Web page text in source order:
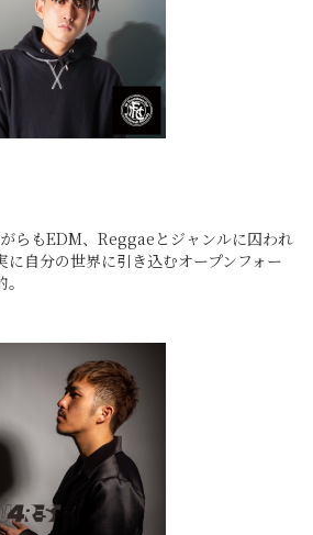
らもEDM、Reggaeとジャンルに囚われ
に自分の世界に引き込むオープンフォー